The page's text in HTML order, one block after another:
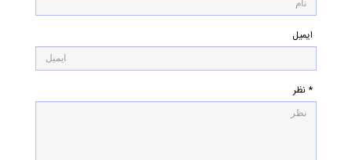
ایمیل
* نظر